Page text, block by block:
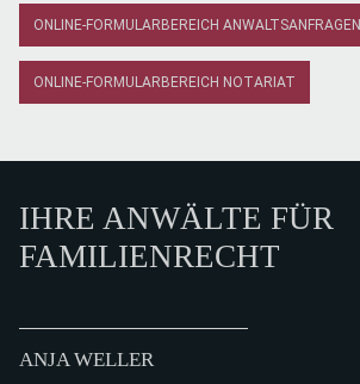
ONLINE-FORMULARBEREICH ANWALTSANFRAGEN
ONLINE-FORMULARBEREICH NOTARIAT
IHRE ANWÄLTE FÜR
FAMILIENRECHT
ANJA WELLER